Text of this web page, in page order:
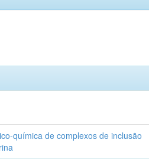
química de complexos de inclusão